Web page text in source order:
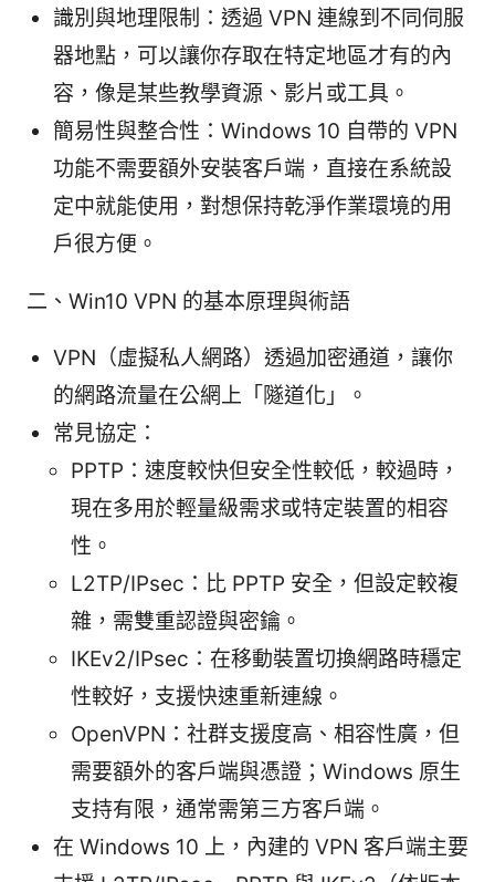
識別與地理限制：透過 VPN 連線到不同伺服
器地點，可以讓你存取在特定地區才有的內
容，像是某些教學資源、影片或工具。
簡易性與整合性：Windows 10 自帶的 VPN
功能不需要額外安裝客戶端，直接在系統設
定中就能使用，對想保持乾淨作業環境的用
戶很方便。
二、Win10 VPN 的基本原理與術語
VPN（虛擬私人網路）透過加密通道，讓你
的網路流量在公網上「隧道化」。
常見協定：
PPTP：速度較快但安全性較低，較過時，
現在多用於輕量級需求或特定裝置的相容
性。
L2TP/IPsec：比 PPTP 安全，但設定較複
雜，需雙重認證與密鑰。
IKEv2/IPsec：在移動裝置切換網路時穩定
性較好，支援快速重新連線。
OpenVPN：社群支援度高、相容性廣，但
需要額外的客戶端與憑證；Windows 原生
支持有限，通常需第三方客戶端。
在 Windows 10 上，內建的 VPN 客戶端主要